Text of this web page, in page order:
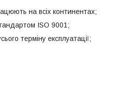
на всіх континентах;
ISO 9001;
терміну експлуатації;